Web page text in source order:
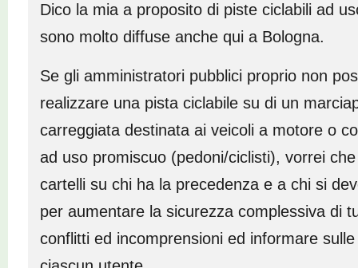
Dico la mia a proposito di piste ciclabili ad
sono molto diffuse anche qui a Bologna.
Se gli amministratori pubblici proprio non
realizzare una pista ciclabile su di un
carreggiata destinata ai veicoli a motore o
ad uso promiscuo (pedoni/ciclisti), vorrei
cartelli su chi ha la precedenza e a chi si
per aumentare la sicurezza complessiva di
conflitti ed incomprensioni ed informare